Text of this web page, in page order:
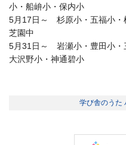
小・船峅小・保内小
5月17日～ 杉原小・五福小・
芝園中
5月31日～ 岩瀬小・豊田小・
大沢野小・神通碧小
学び舎のうた